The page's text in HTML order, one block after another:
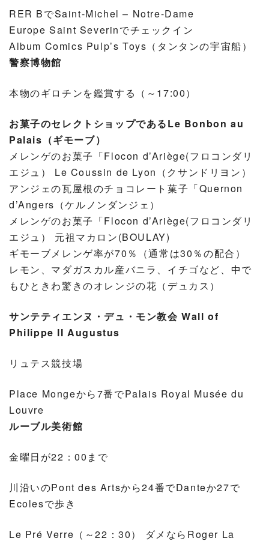
RER BでSaint-Michel – Notre-Dame
Europe Saint Severinでチェックイン
Album Comics Pulp’s Toys（タンタンの宇宙船）
警察博物館
本物のギロチンを鑑賞する（～17:00）
お菓子のセレクトショップであるLe Bonbon au
Palais（ギモーブ）
メレンゲのお菓子「Flocon d’Ariège(フロコンダリ
エジュ） Le Coussin de Lyon（クサンドリヨン）
アンジェの瓦屋根のチョコレート菓子「Quernon
d’Angers（ケルノンダンジェ）
メレンゲのお菓子「Flocon d’Ariège(フロコンダリ
エジュ） 元祖マカロン(BOULAY)
ギモーブメレンゲ率が70％（通常は30％の配合）
レモン、マダガスカル産バニラ、イチゴなど、中で
もひときわ驚きのオレンジの花（デュカス）
サンテティエンヌ・デュ・モン教会 Wall of
Philippe II Augustus
リュテス競技場
Place Mongeから7番でPalais Royal Musée du
Louvre
ルーブル美術館
金曜日が22：00まで
川沿いのPont des Artsから24番でDanteか27で
Ecolesで歩き
Le Pré Verre（～22：30） ダメならRoger La